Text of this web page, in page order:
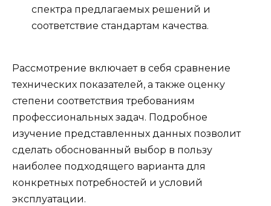
спектра предлагаемых решений и
соответствие стандартам качества.
Рассмотрение включает в себя сравнение
технических показателей, а также оценку
степени соответствия требованиям
профессиональных задач. Подробное
изучение представленных данных позволит
сделать обоснованный выбор в пользу
наиболее подходящего варианта для
конкретных потребностей и условий
эксплуатации.